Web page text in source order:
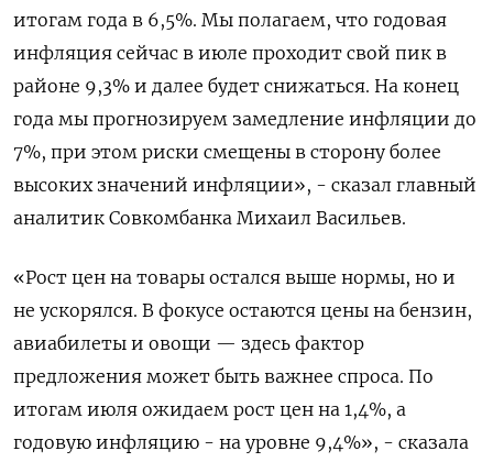
итогам года в 6,5%. Мы полагаем, что годовая
инфляция сейчас в июле проходит свой пик в
районе 9,3% и далее будет снижаться. На конец
года мы прогнозируем замедление инфляции до
7%, при этом риски смещены в сторону более
высоких значений инфляции», - сказал главный
аналитик Совкомбанка Михаил Васильев.
«Рост цен на товары остался выше нормы, но и
не ускорялся. В фокусе остаются цены на бензин,
авиабилеты и овощи — здесь фактор
предложения может быть важнее спроса. По
итогам июля ожидаем рост цен на 1,4%, а
годовую инфляцию - на уровне 9,4%», - сказала